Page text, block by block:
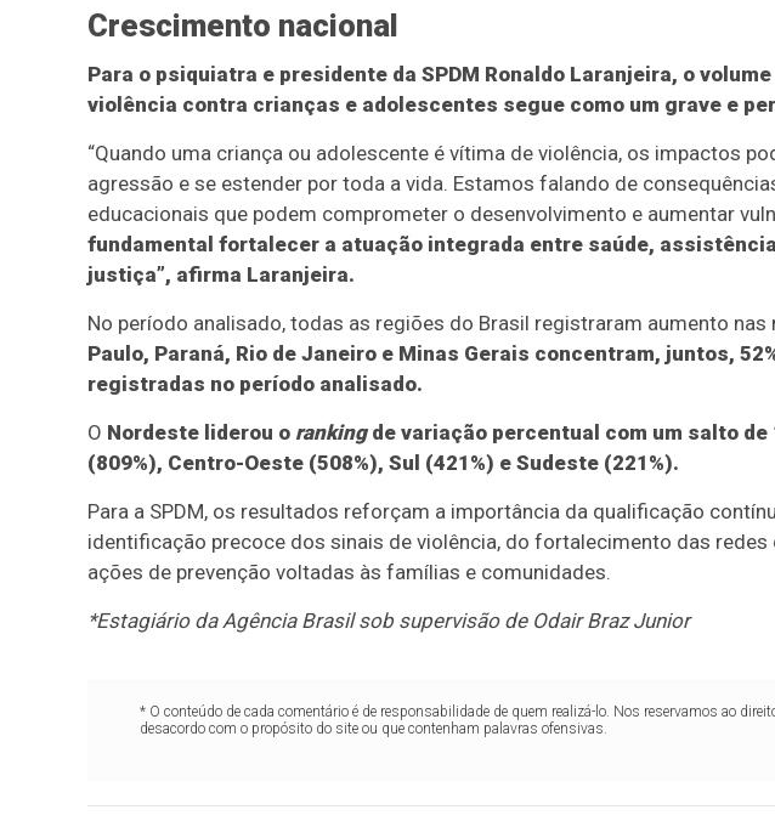
Crescimento nacional
Para o psiquiatra e presidente da SPDM Ronaldo Laranjeira, o
violência contra crianças e adolescentes segue como um grave e
“Quando uma criança ou adolescente é vítima de violência, os impactos
agressão e se estender por toda a vida. Estamos falando de
educacionais que podem comprometer o desenvolvimento e aumentar
fundamental fortalecer a atuação integrada entre saúde,
justiça”, afirma Laranjeira.
No período analisado, todas as regiões do Brasil registraram aumento
Paulo, Paraná, Rio de Janeiro e Minas Gerais concentram, juntos,
registradas no período analisado.
O Nordeste liderou o rankingde variação percentual com um salto
(809%), Centro-Oeste (508%), Sul (421%) e Sudeste (221%).
Para a SPDM, os resultados reforçam a importância da qualificação
identificação precoce dos sinais de violência, do fortalecimento das redes
ações de prevenção voltadas às famílias e comunidades.
*Estagiário da Agência Brasil sob supervisão de Odair Braz Junior
* O conteúdo de cada comentário é de responsabilidade de quem realizá-lo. Nos reservamos ao
desacordo com o propósito do site ou que contenham palavras ofensivas.